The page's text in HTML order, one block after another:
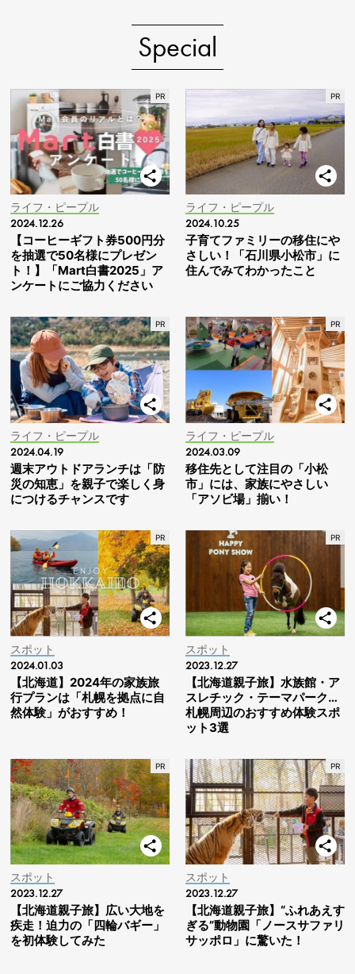
Special
ライフ・ピープル
2024.12.26
【コーヒーギフト券500円分
を抽選で50名様にプレゼン
ト！】「Mart白書2025」ア
ンケートにご協力ください
ライフ・ピープル
2024.10.25
子育てファミリーの移住にや
さしい！「石川県小松市」に
住んでみてわかったこと
ライフ・ピープル
2024.04.19
週末アウトドアランチは「防
災の知恵」を親子で楽しく身
につけるチャンスです
ライフ・ピープル
2024.03.09
移住先として注目の「小松
市」には、家族にやさしい
「アソビ場」揃い！
スポット
2024.01.03
【北海道】2024年の家族旅
行プランは「札幌を拠点に自
然体験」がおすすめ！
スポット
2023.12.27
【北海道親子旅】水族館・ア
スレチック・テーマパーク…
札幌周辺のおすすめ体験スポ
ット3選
スポット
2023.12.27
【北海道親子旅】広い大地を
疾走！迫力の「四輪バギー」
を初体験してみた
スポット
2023.12.27
【北海道親子旅】“ふれあえす
ぎる”動物園「ノースサファリ
サッポロ」に驚いた！